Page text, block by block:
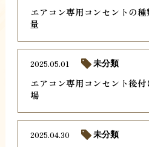
エアコン専用コンセントの
量
エアコン専用コンセント後
場
2025.05.01 未分類
2025.04.30 未分類